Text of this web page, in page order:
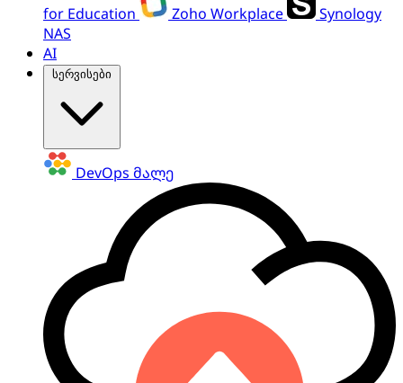
for Education Zoho Workplace
Synology
NAS
AI
DevOps მალე